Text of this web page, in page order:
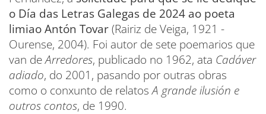
o Día das Letras Galegas de 2024 ao poeta
limiao Antón Tovar(Rairiz de Veiga, 1921 -
Ourense, 2004). Foi autor de sete poemarios que
van deArredores, publicado no 1962, ata Cadáver
adiado, do 2001, pasando por outras obras
como o conxunto de relatosA grande ilusión e
outros contos, de 1990.